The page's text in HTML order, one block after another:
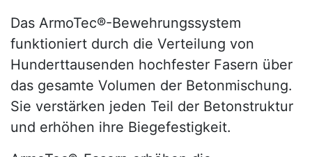
Das ArmoTec®-Bewehrungssystem
funktioniert durch die Verteilung von
Hunderttausenden hochfester Fasern über
das gesamte Volumen der Betonmischung.
Sie verstärken jeden Teil der Betonstruktur
und erhöhen ihre Biegefestigkeit.